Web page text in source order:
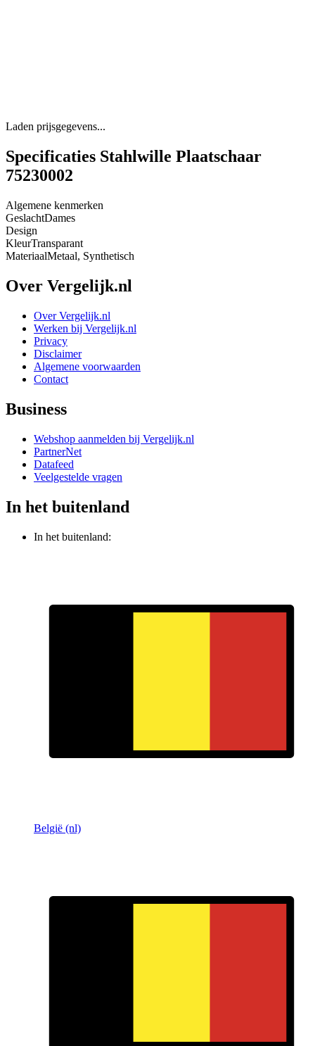
Laden prijsgegevens...
Specificaties Stahlwille Plaatschaar
75230002
Algemene kenmerken
GeslachtDames
Design
KleurTransparant
MateriaalMetaal, Synthetisch
Over Vergelijk.nl
Over Vergelijk.nl
Werken bij Vergelijk.nl
Privacy
Disclaimer
Algemene voorwaarden
Contact
Business
Webshop aanmelden bij Vergelijk.nl
PartnerNet
Datafeed
Veelgestelde vragen
In het buitenland
In het buitenland:
België (nl)